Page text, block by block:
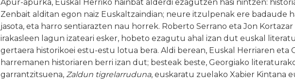
Apur-apurka, Euskal Herriko hainbat alderdi ezagutzen hasi nintzen:
Zenbait alditan egon naiz Euskaltzaindian; neure itzulpenak ere badaude
jasota, eta harro sentiarazten nau horrek. Roberto Serrano eta Jon
irakasleen lagun izateari esker, hobeto ezagutu ahal izan dut euskal
gertaera historikoei estu-estu lotua bera. Aldi berean, Euskal Herriaren eta
harremanen historiaren berri izan dut; besteak beste, Georgiako
garrantzitsuena, Zaldun tigrelarruduna, euskaratu zuelako Xabier Kintana